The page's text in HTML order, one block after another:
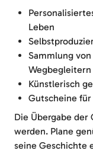
Leben
Sammlung
Wegbegleitern
Künstlerisch
Gutscheine
Die Übergabe
werden. Plane
seine Geschichte